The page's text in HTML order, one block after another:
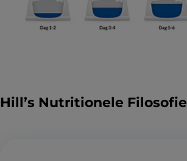
Hill’s Nutritionele Filosofie